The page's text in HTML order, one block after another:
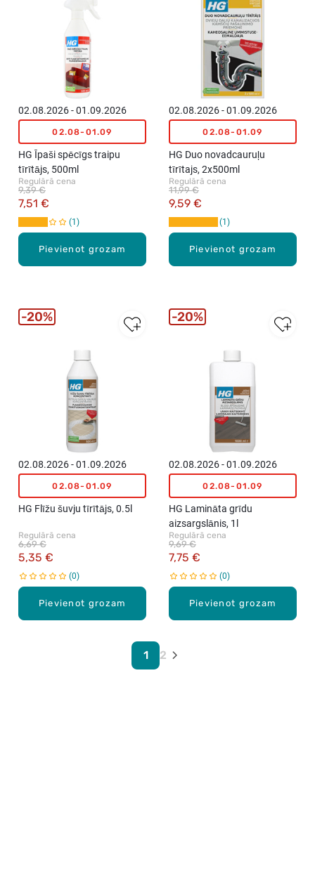
Pievienot grozam
02.08.2026 - 01.09.2026
02.08-01.09
HG Īpaši spēcīgs traipu
tīrītājs, 500ml
Regulārā cena
7,51 €
9,39 €
1
Pievienot grozam
02.08.2026 - 01.09.2026
02.08-01.09
HG Duo novadcauruļu
tīrītajs, 2x500ml
Regulārā cena
9,59 €
11,99 €
1
Pievienot grozam
02.08.2026 - 01.09.2026
02.08-01.09
HG Flīžu šuvju tīrītājs, 0.5l
Regulārā cena
5,35 €
6,69 €
0
20%
Pievienot grozam
02.08.2026 - 01.09.2026
02.08-01.09
HG Lamināta grīdu
aizsargslānis, 1l
Regulārā cena
7,75 €
9,69 €
0
20%
1 2